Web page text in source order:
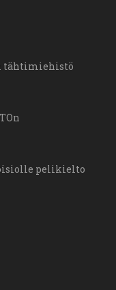
tähtimiehistö
pelikielto